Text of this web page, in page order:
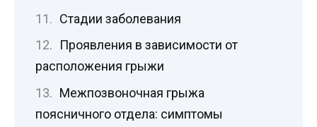
Стадии заболевания
Проявления в зависимости от
расположения грыжи
Межпозвоночная грыжа
поясничного отдела: симптомы